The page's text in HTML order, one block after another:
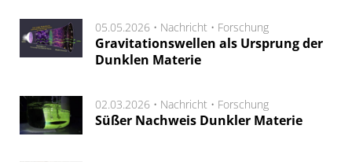
05.05.2026 • Nachricht • Forschung
Gravitationswellen als Ursprung der
Dunklen Materie
02.03.2026 • Nachricht • Forschung
Süßer Nachweis Dunkler Materie